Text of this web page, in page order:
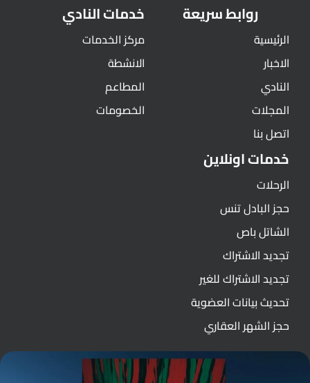
روابط سريعة
الرئيسية
الاخبار
النادي
المجلات
اتصل بنا
خدمات النادي
مركز الخدمات
الانشطة
المطاعم
الخصومات
خدمات اونلاين
الرحلات
حجز البادل تنس
الشاتل باص
تجديد الاشتراك
تجديد الاشتراك للغير
تحديث بيانات العضوية
حجز الشهر العقاري